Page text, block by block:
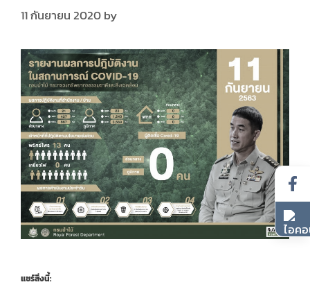
11 กันยายน 2020by
แชร์สิ่งนี้: